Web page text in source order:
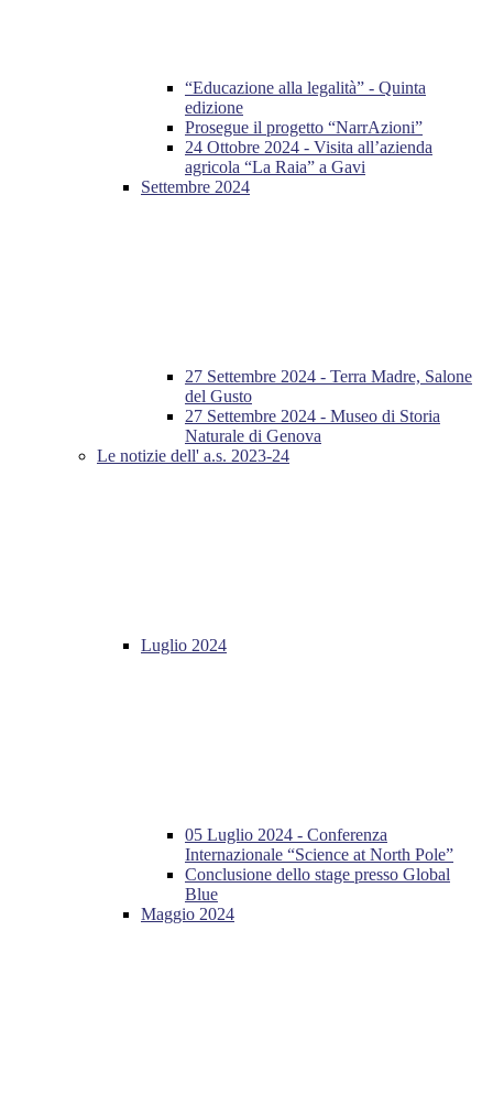
“Educazione alla legalità” - Quinta
edizione
Prosegue il progetto “NarrAzioni”
24 Ottobre 2024 - Visita all’azienda
agricola “La Raia” a Gavi
Settembre 2024
27 Settembre 2024 - Terra Madre, Salone
del Gusto
27 Settembre 2024 - Museo di Storia
Naturale di Genova
Le notizie dell' a.s. 2023-24
Luglio 2024
05 Luglio 2024 - Conferenza
Internazionale “Science at North Pole”
Conclusione dello stage presso Global
Blue
Maggio 2024